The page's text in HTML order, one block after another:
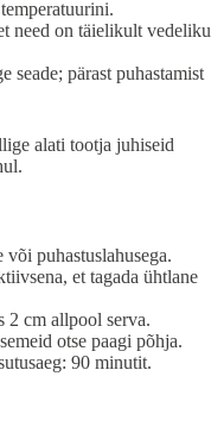
need on täielikult vedeliku
seade; pärast puhastamist
alati tootja juhiseid
puhastuslahusega.
et tagada ühtlane
2 cm allpool serva.
otse paagi põhja.
90 minutit.